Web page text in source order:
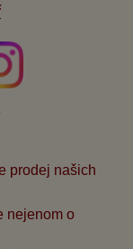
prodej našich
nejenom o